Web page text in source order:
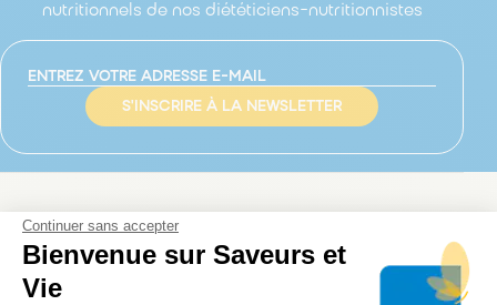
nutritionnels de nos diététiciens-nutritionnistes
S'INSCRIRE À LA NEWSLETTER
Une question ?
Une demande ?
Continuer sans accepter
Bienvenue sur Saveurs et
Vie